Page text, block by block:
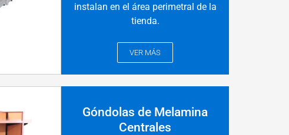
instalan en el área perimetral de la
tienda.
VER MÁS
Góndolas de Melamina
Centrales